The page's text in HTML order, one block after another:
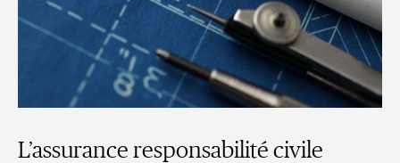
L’assurance responsabilité civile